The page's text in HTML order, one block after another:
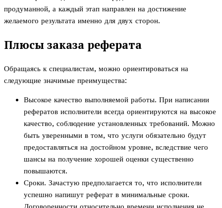
продуманной, а каждый этап направлен на достижение
желаемого результата именно для двух сторон.
Плюсы заказа реферата
Обращаясь к специалистам, можно ориентироваться на
следующие значимые преимущества:
Высокое качество выполняемой работы. При написании
рефератов исполнители всегда ориентируются на высокое
качество, соблюдение установленных требований. Можно
быть уверенными в том, что услуги обязательно будут
предоставляться на достойном уровне, вследствие чего
шансы на получение хорошей оценки существенно
повышаются.
Сроки. Зачастую предполагается то, что исполнители
успешно напишут реферат в минимальные сроки.